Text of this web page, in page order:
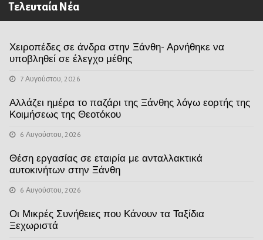
Τελευταία Νέα
Χειροπέδες σε άνδρα στην Ξάνθη- Αρνήθηκε να
υποβληθεί σε έλεγχο μέθης
7 Αυγούστου, 2026
Αλλάζει ημέρα το παζάρι της Ξάνθης λόγω εορτής της
Κοιμήσεως της Θεοτόκου
6 Αυγούστου, 2026
Θέση εργασίας σε εταιρία με ανταλλακτικά
αυτοκινήτων στην Ξάνθη
6 Αυγούστου, 2026
Οι Μικρές Συνήθειες που Κάνουν τα Ταξίδια
Ξεχωριστά